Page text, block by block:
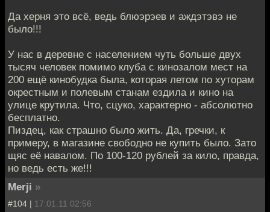
Да херня это всё, ведь блюэрэев и аждэтэвэ не
было!!!
У нас в деревне с населением чуть больше двух
тысяч человек помимо клуба с кинозалом мест на
200 ещё кинобудка была, которая летом по хуторам
окрестным и полевым станам ездила и кино на
улице крутила. Что, сцуко, характерно - абсолютно
бесплатно.
Пиздец, как страшно было жить. Да, гречки, к
примеру, в магазине свободно не купить было. Зато
щяс её навалом. По 100-120 рублей за кило, правда,
но ведь есть же!!!
Merji »
#104 | 17.01.11 02:56